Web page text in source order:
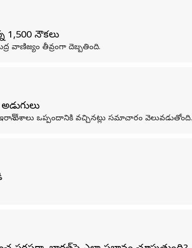
1,500 నౌకలు
వాణిజ్యం తీవ్రంగా దెబ్బతింది.
దేశాలు ఒప్పందానికి వచ్చినట్లు సమాచారం వెలువడుతోంది.